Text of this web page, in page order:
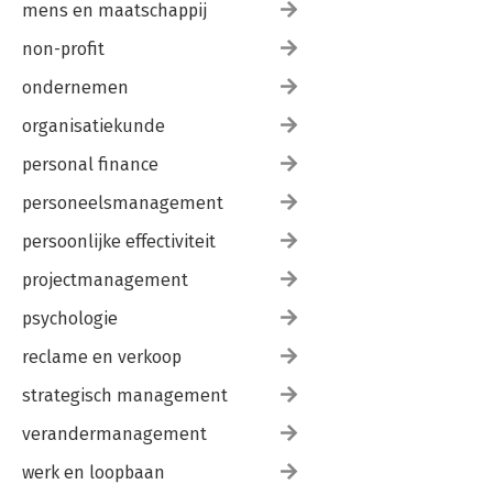
mens en maatschappij
non-profit
ondernemen
organisatiekunde
personal finance
personeelsmanagement
persoonlijke effectiviteit
projectmanagement
psychologie
reclame en verkoop
strategisch management
verandermanagement
werk en loopbaan